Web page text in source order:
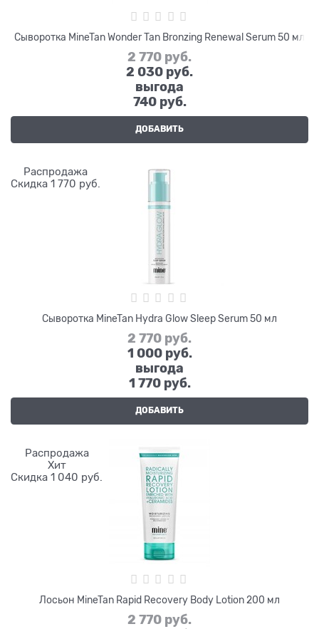
Сыворотка MineTan Wonder Tan Bronzing Renewal Serum 50 мл
2 770 руб.
2 030 руб.
выгода
740 руб.
ДОБАВИТЬ
Распродажа
Скидка 1 770 руб.
Сыворотка MineTan Hydra Glow Sleep Serum 50 мл
2 770 руб.
1 000 руб.
выгода
1 770 руб.
ДОБАВИТЬ
Распродажа
Хит
Скидка 1 040 руб.
Лосьон MineTan Rapid Recovery Body Lotion 200 мл
2 770 руб.